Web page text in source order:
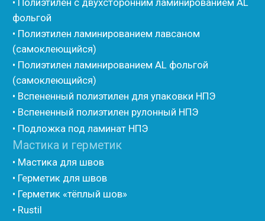
• Изоком Жгут
• Стенофлекс Шнур
• Подложка Тепофол НПЭ
• Подложка Пенолин НПЭ
• Подложка Мосфол НПЭ
• Шнур Изонел
• Жгут Тилит
• Гернитовый шнур
• Бентонитовый шнур
• Стенофлекс для труб
• Трубная изоляция из вспененного полиэтилена
Тилит
• Трубная изоляция из вспененного полиэтилена
Порилекс